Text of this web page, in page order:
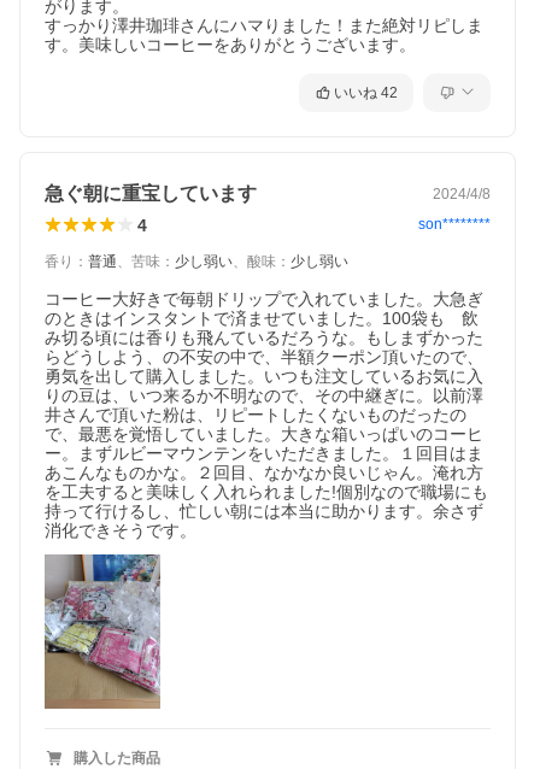
がります。
すっかり澤井珈琲さんにハマりました！また絶対リピしま
す。美味しいコーヒーをありがとうございます。
いいね 42
急ぐ朝に重宝しています 2024/4/8
4 son********
香り ： 普通、 苦味 ： 少し弱い、 酸味 ： 少し弱い
コーヒー大好きで毎朝ドリップで入れていました。大急ぎ
のときはインスタントで済ませていました。100袋も゙飲
み切る頃には香りも飛んているだろうな。もしまずかった
らどうしよう、の不安の中で、半額クーポン頂いたので、
勇気を出して購入しました。いつも注文しているお気に入
りの豆は、いつ来るか不明なので、その中継ぎに。以前澤
井さんで頂いた粉は、リピートしたくないものだったの
で、最悪を覚悟していました。大きな箱いっぱいのコーヒ
ー。まずルビーマウンテンをいただきました。１回目はま
あこんなものかな。２回目、なかなか良いじゃん。淹れ方
を工夫すると美味しく入れられました!個別なので職場にも
持って行けるし、忙しい朝には本当に助かります。余さず
消化できそうです。
購入した商品